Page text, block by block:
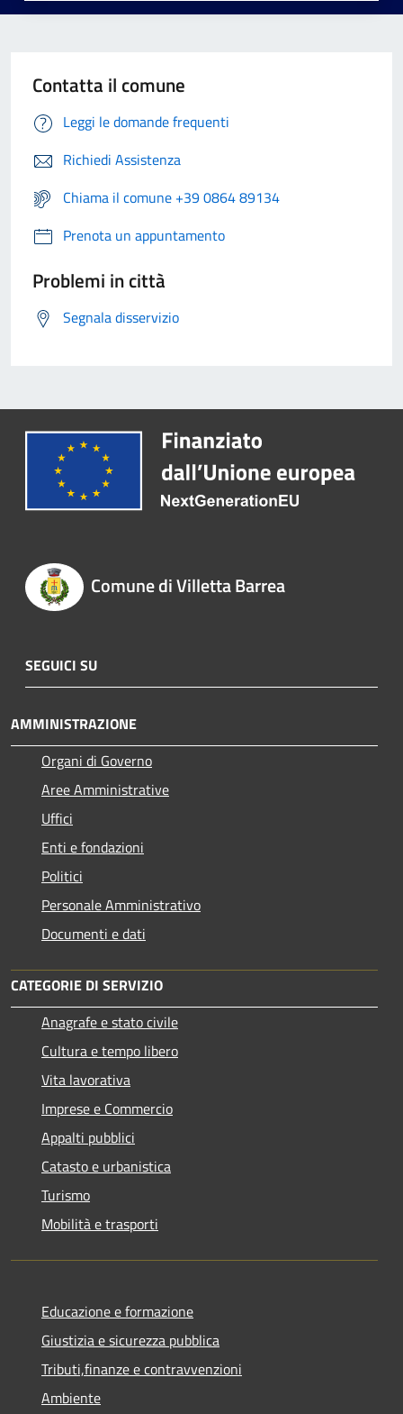
Contatta il comune
Leggi le domande frequenti
Richiedi Assistenza
Chiama il comune +39 0864 89134
Prenota un appuntamento
Problemi in città
Segnala disservizio
Comune di Villetta Barrea
SEGUICI SU
AMMINISTRAZIONE
Organi di Governo
Aree Amministrative
Uffici
Enti e fondazioni
Politici
Personale Amministrativo
Documenti e dati
CATEGORIE DI SERVIZIO
Anagrafe e stato civile
Cultura e tempo libero
Vita lavorativa
Imprese e Commercio
Appalti pubblici
Catasto e urbanistica
Turismo
Mobilità e trasporti
Educazione e formazione
Giustizia e sicurezza pubblica
Tributi,finanze e contravvenzioni
Ambiente